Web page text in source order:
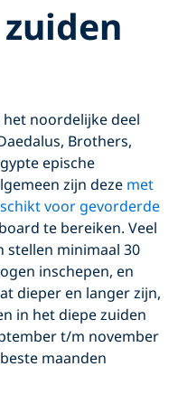
noordelijke deel
Brothers,
epische
zijn deze met
voor gevorderde
te bereiken. Veel
stellen minimaal 30
inschepen, en
dieper en langer zijn,
in het diepe zuiden
t/m november
maanden